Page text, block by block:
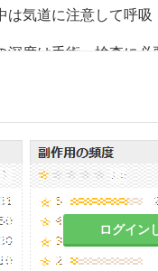
は気道に注意して呼吸
深度は手術、検査に必
与
ンB 12欠乏症の患者［
能障害のある患者［
ログイン